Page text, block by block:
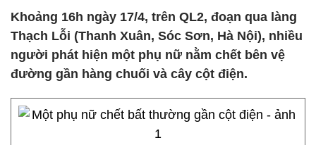
Khoảng 16h ngày 17/4, trên QL2, đoạn qua làng
Thạch Lỗi (Thanh Xuân, Sóc Sơn, Hà Nội), nhiều
người phát hiện một phụ nữ nằm chết bên vệ
đường gần hàng chuối và cây cột điện.